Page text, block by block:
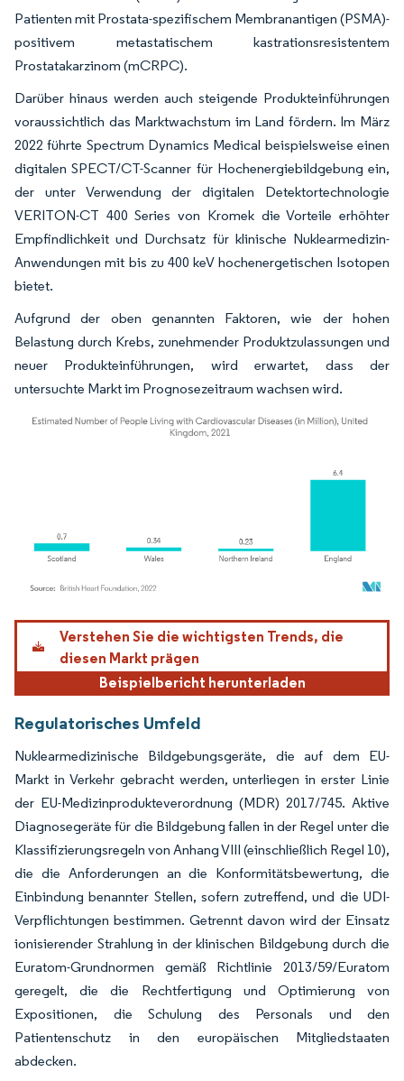
Patienten mit Prostata-spezifischem Membranantigen (PSMA)-
positivem metastatischem kastrationsresistentem
Prostatakarzinom (mCRPC).
Darüber hinaus werden auch steigende Produkteinführungen
voraussichtlich das Marktwachstum im Land fördern. Im März
2022 führte Spectrum Dynamics Medical beispielsweise einen
digitalen SPECT/CT-Scanner für Hochenergiebildgebung ein,
der unter Verwendung der digitalen Detektortechnologie
VERITON-CT 400 Series von Kromek die Vorteile erhöhter
Empfindlichkeit und Durchsatz für klinische Nuklearmedizin-
Anwendungen mit bis zu 400 keV hochenergetischen Isotopen
bietet.
Aufgrund der oben genannten Faktoren, wie der hohen
Belastung durch Krebs, zunehmender Produktzulassungen und
neuer Produkteinführungen, wird erwartet, dass der
untersuchte Markt im Prognosezeitraum wachsen wird.
Bild © Mordor Intelligence. Wiederverwendung erfordert Namensnennung gemäß
Verstehen Sie die wichtigsten Trends, die
diesen Markt prägen
Beispielbericht herunterladen
Regulatorisches Umfeld
Nuklearmedizinische Bildgebungsgeräte, die auf dem EU-
Markt in Verkehr gebracht werden, unterliegen in erster Linie
der EU-Medizinprodukteverordnung (MDR) 2017/745. Aktive
Diagnosegeräte für die Bildgebung fallen in der Regel unter die
Klassifizierungsregeln von Anhang VIII (einschließlich Regel 10),
die die Anforderungen an die Konformitätsbewertung, die
Einbindung benannter Stellen, sofern zutreffend, und die UDI-
Verpflichtungen bestimmen. Getrennt davon wird der Einsatz
ionisierender Strahlung in der klinischen Bildgebung durch die
Euratom-Grundnormen gemäß Richtlinie 2013/59/Euratom
geregelt, die die Rechtfertigung und Optimierung von
Expositionen, die Schulung des Personals und den
Patientenschutz in den europäischen Mitgliedstaaten
abdecken.